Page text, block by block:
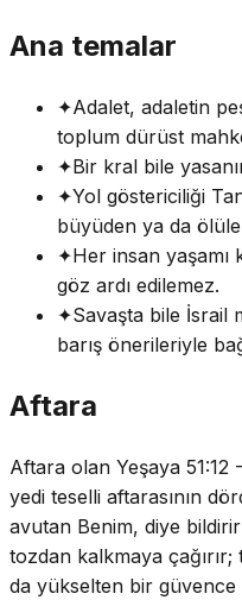
Ana temalar
✦Adalet, adaletin
toplum dürüst
✦Bir kral bile
✦Yol göstericiliği
büyüden ya da
✦Her insan yaşamı
göz ardı edilemez.
✦Savaşta bile İsrail
barış önerileriyle
Aftara
Aftara olan Yeşaya 51:12
yedi teselli aftarasının
avutan Benim, diye
tozdan kalkmaya
da yükselten bir